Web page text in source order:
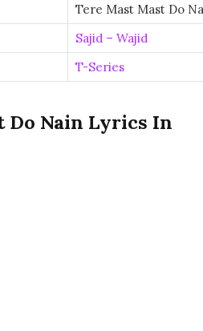
Tere Mast Mast Do
Sajid – Wajid
T-Series
Do Nain Lyrics In